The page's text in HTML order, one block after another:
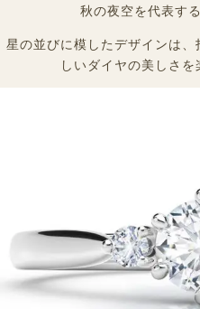
秋の夜空を代表す
星の並びに模したデザインは
しいダイヤの美しさを